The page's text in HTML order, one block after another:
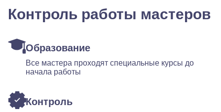
Контроль работы мастеров
Образование
Все мастера проходят специальные курсы до
начала работы
Контроль